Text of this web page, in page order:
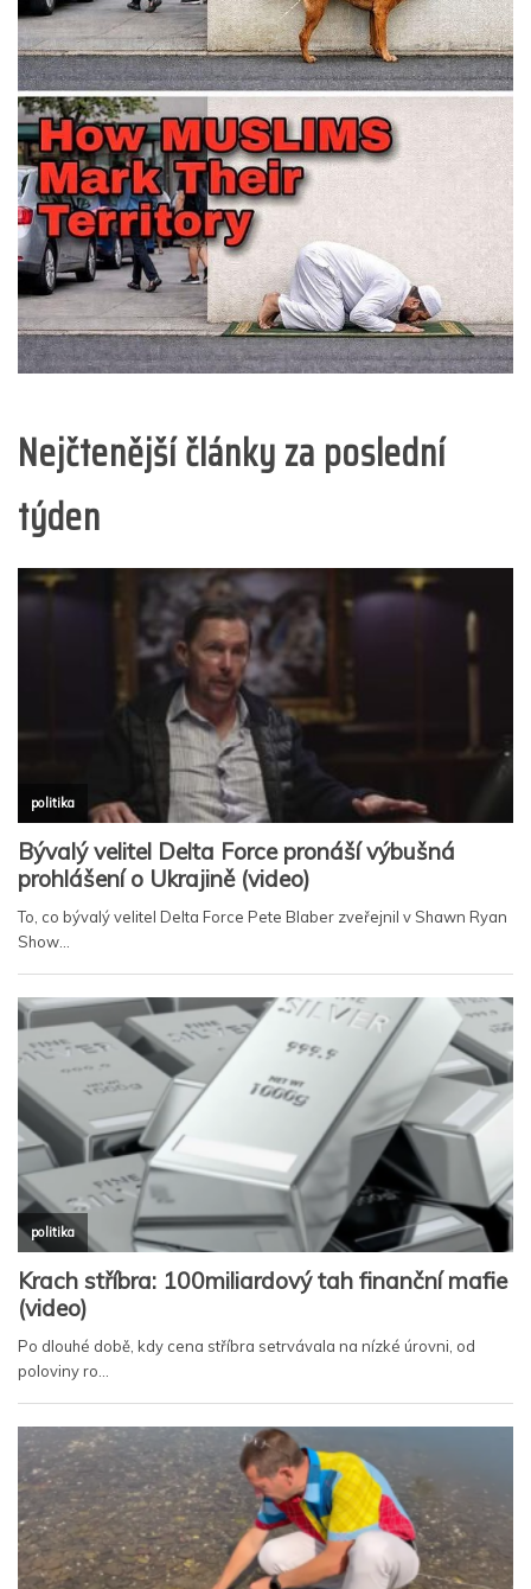
Nejčtenější články za poslední
týden